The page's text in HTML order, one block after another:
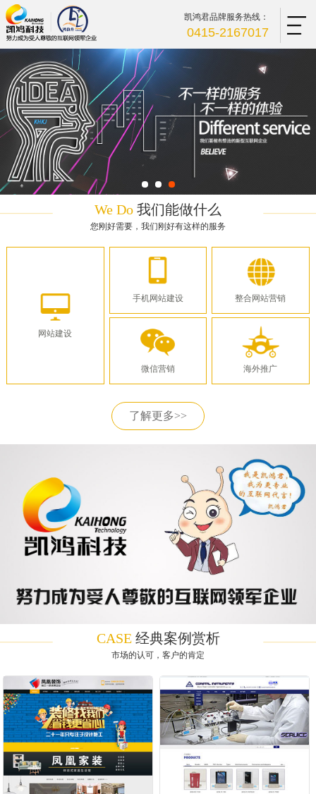
凯鸿君品牌服务热线：
0415-2167017
We Do 我们能做什么
您刚好需要，我们刚好有这样的服务
网站建设
手机网站建设
微信营销
整合网站营销
海外推广
了解更多>>
CASE经典案例赏析
市场的认可，客户的肯定